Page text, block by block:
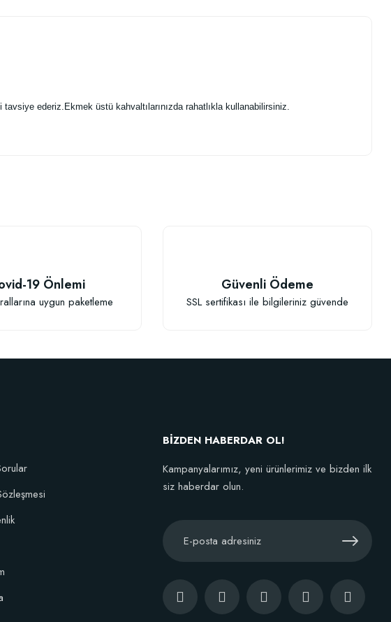
ederiz.Ekmek üstü kahvaltılarınızda rahatlıkla kullanabilirsiniz.
19 Önlemi
uygun paketleme
Güvenli Ödeme
SSL sertifikası ile bilgileriniz güvende
BİZDEN HABERDAR OL!
Kampanyalarımız, yeni ürünlerimiz ve bizden ilk
siz haberdar olun.